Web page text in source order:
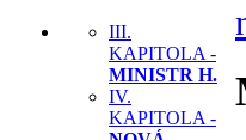
III.
KAPITOLA -
MINISTR H.
IV.
KAPITOLA -